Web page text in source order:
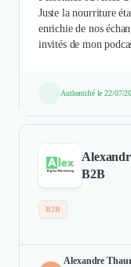
Juste la nourriture
enrichie de nos
invités de mon
Authentifié le 22/07/
B2B
B2B
Alexandre